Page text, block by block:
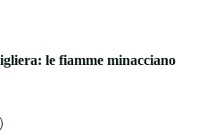
le fiamme minacciano